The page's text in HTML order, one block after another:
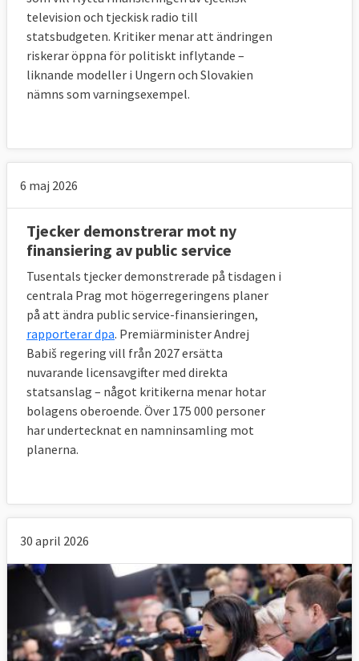
television och tjeckisk radio till
statsbudgeten. Kritiker menar att ändringen
riskerar öppna för politiskt inflytande –
liknande modeller i Ungern och Slovakien
nämns som varningsexempel.
6 maj 2026
Tjecker demonstrerar mot ny
finansiering av public service
Tusentals tjecker demonstrerade på tisdagen i
centrala Prag mot högerregeringens planer
på att ändra public service-finansieringen,
rapporterar dpa. Premiärminister Andrej
Babiš regering vill från 2027 ersätta
nuvarande licensavgifter med direkta
statsanslag – något kritikerna menar hotar
bolagens oberoende. Över 175 000 personer
har undertecknat en namninsamling mot
planerna.
30 april 2026